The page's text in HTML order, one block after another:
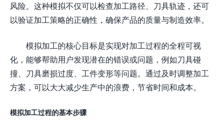
风险。这种模拟不仅可以检查加工路径、刀具轨迹，还可
以验证加工策略的正确性，确保产品的质量与制造效率。
模拟加工的核心目标是实现对加工过程的全程可视
化，能够帮助用户发现潜在的错误或问题，例如刀具碰
撞、刀具磨损过度、工件变形等问题。通过及时调整加工
方案，可以大大减少生产中的浪费，节省时间和成本。
模拟加工过程的基本步骤